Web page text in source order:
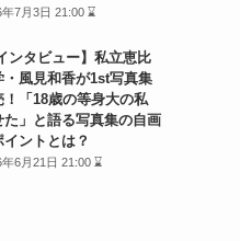
7月3日 21:00 ⌛
ンタビュー】私立恵比
・風見和香が1st写真集
！「18歳の等身大の私
た」と語る写真集の自画
イントとは？
6月21日 21:00 ⌛